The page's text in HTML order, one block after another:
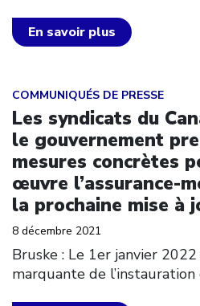
En savoir plus
COMMUNIQUÉS DE PRESSE
Les syndicats du
le gouvernement
mesures concrètes
œuvre l’assurance-
la prochaine mise à
8 décembre 2021
Bruske : Le 1er janvier
marquante de l’instauration
Click to open the link